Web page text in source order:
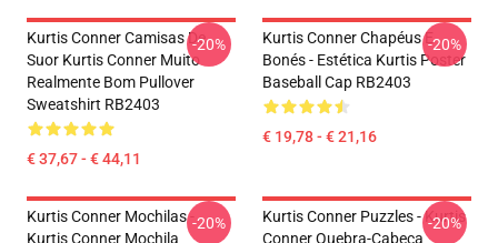
Kurtis Conner Camisas De
Suor Kurtis Conner Muito
Realmente Bom Pullover
Sweatshirt RB2403
€ 37,67 - € 44,11
-20%
Kurtis Conner Chapéus E
Bonés - Estética Kurtis Poster
Baseball Cap RB2403
€ 19,78 - € 21,16
-20%
Kurtis Conner Mochilas -
Kurtis Conner Mochila
-20%
Kurtis Conner Puzzles - Kurtis
Conner Quebra-Cabeça
-20%